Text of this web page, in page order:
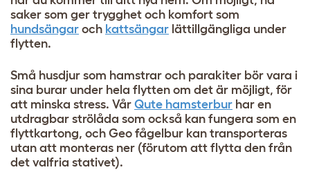
saker som ger trygghet och komfort som
hundsängar och kattsängar lättillgängliga under
flytten.
Små husdjur som hamstrar och parakiter bör vara i
sina burar under hela flytten om det är möjligt, för
att minska stress. Vår Qute hamsterbur har en
utdragbar strölåda som också kan fungera som en
flyttkartong, och Geo fågelbur kan transporteras
utan att monteras ner (förutom att flytta den från
det valfria stativet).